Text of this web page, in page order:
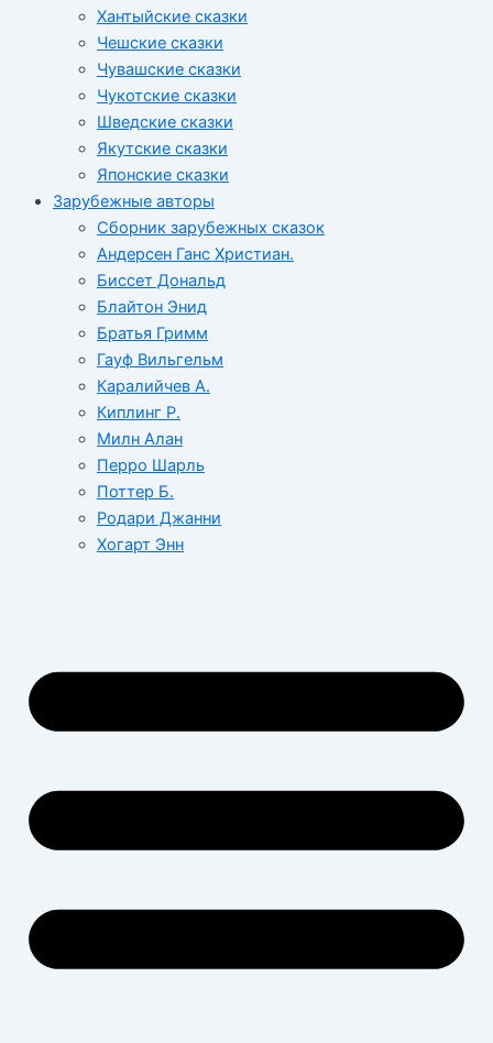
Хантыйские сказки
Чешские сказки
Чувашские сказки
Чукотские сказки
Шведские сказки
Якутские сказки
Японские сказки
Зарубежные авторы
Сборник зарубежных сказок
Андерсен Ганс Христиан.
Биссет Дональд
Блайтон Энид
Братья Гримм
Гауф Вильгельм
Каралийчев А.
Киплинг Р.
Милн Алан
Перро Шарль
Поттер Б.
Родари Джанни
Хогарт Энн